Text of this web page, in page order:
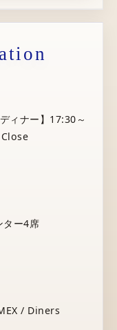
ィナー】17:30～
ター4席
/ Diners